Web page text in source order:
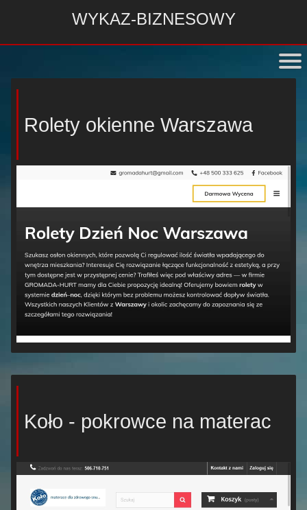
WYKAZ-BIZNESOWY
Rolety okienne Warszawa
Koło - pokrowce na materac